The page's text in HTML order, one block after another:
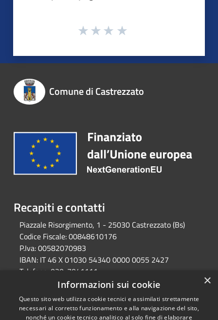
Comune di Castrezzato
Recapiti e contatti
Piazzale Risorgimento, 1 - 25030 Castrezzato (Bs)
Codice Fiscale:00848610176
P.Iva:00582070983
IBAN: IT 46 X 01030 54340 0000 0055 2427
Telefono: 030-7041111
protocollo@comune.castrezzato.bs.it
Pec:
protocollo@pec.comune.castrezzato.bs.it
×
Informazioni sui cookie
Questo sito web utilizza cookie tecnici e assimilati strettamente
necessari al corretto funzionamento e alla navigazione del sito,
nonché un cookie tecnico analitico al solo fine di elaborare